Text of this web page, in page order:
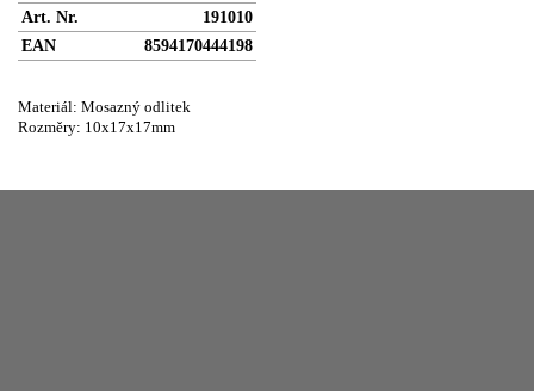
Art. Nr.
191010
EAN
8594170444198
Materiál: Mosazný odlitek
Rozměry: 10x17x17mm